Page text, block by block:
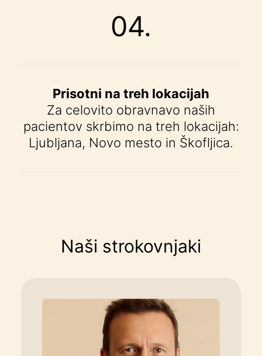
04.
Prisotni na treh lokacijah
Za celovito obravnavo naših
pacientov skrbimo na treh lokacijah:
Ljubljana, Novo mesto in Škofljica.
Naši strokovnjaki